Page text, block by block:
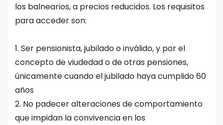
los balnearios, a precios reducidos. Los requisitos
para acceder son:
1. Ser pensionista, jubilado o inválido, y por el
concepto de viudedad o de otras pensiones,
únicamente cuando el jubilado haya cumplido 60
años
2. No padecer alteraciones de comportamiento
que impidan la convivencia en los